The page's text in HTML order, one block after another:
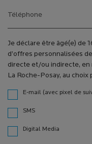
Téléphone
Je déclare être âgé(e) de
d’offres personnalisées
directe et/ou indirecte,
La Roche-Posay, au choix
E-mail (avec pixel de
SMS
Digital Media